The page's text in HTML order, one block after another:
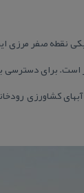
نقطه صفر مرزی
تالاب از سطح آهای آزاد ۷۸۰ متر است. طول
كشاورزی